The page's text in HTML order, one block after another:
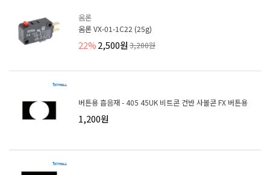
옴론
옴론 VX-01-1C22 (25g)
22%2,500원 3,200원
버튼용 흡음재 - 405 45UK 비트콘 건반 사볼콘 FX 버튼용
1,200원